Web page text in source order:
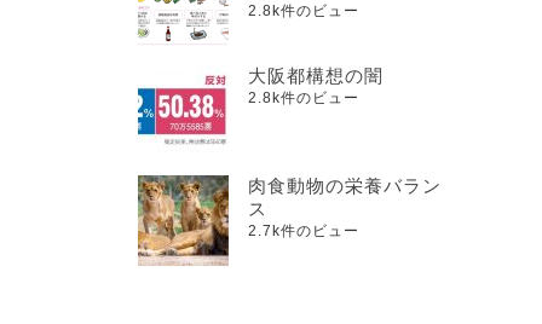
2.8k件のビュー
大阪都構想の闇
2.8k件のビュー
肉食動物の栄養バラン
ス
2.7k件のビュー